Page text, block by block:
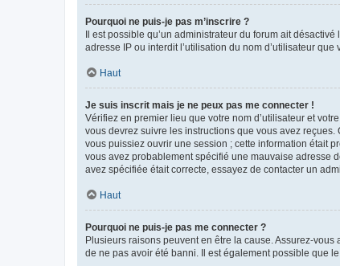
Pourquoi ne puis-je pas m’inscrire ?
Il est possible qu’un administrateur du forum ait
adresse IP ou interdit l’utilisation du nom d’utilisateur
Haut
Je suis inscrit mais je ne peux pas me connecter !
Vérifiez en premier lieu que votre nom d’utilisateur et
vous devrez suivre les instructions que vous avez
vous puissiez ouvrir une session ; cette information était
vous avez probablement spécifié une mauvaise adresse
avez spécifiée était correcte, essayez de contacter un
Haut
Pourquoi ne puis-je pas me connecter ?
Plusieurs raisons peuvent en être la cause. Assurez-
de ne pas avoir été banni. Il est également possible que